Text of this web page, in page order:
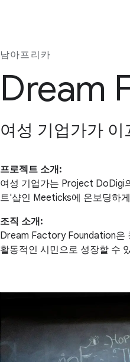
남아프리카
Dream
여성 기업가가
프로젝트 소개:
여성 기업가는 Project DoDigi
트'샵인 Meeticks에 온보딩하
조직 소개:
Dream Factory Foundation은
활동적인 시민으로 성장할 수